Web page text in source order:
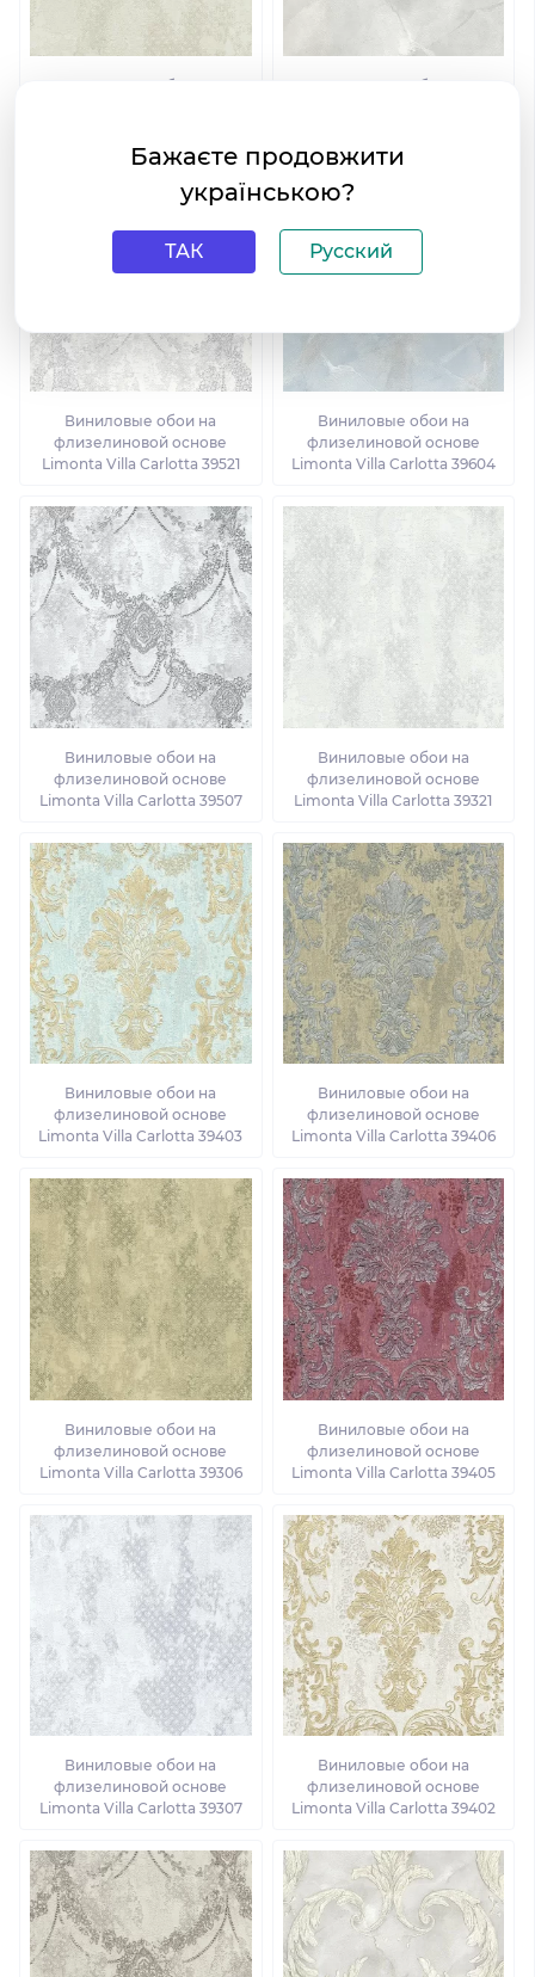
Виниловые обои на
Виниловые обои на
Виниловые обои на
флизелиновой основе
Limonta Villa Carlotta 39521
Виниловые обои на
флизелиновой основе
Limonta Villa Carlotta 39604
Виниловые обои на
флизелиновой основе
Limonta Villa Carlotta 39507
Виниловые обои на
флизелиновой основе
Limonta Villa Carlotta 39321
Виниловые обои на
флизелиновой основе
Limonta Villa Carlotta 39403
Виниловые обои на
флизелиновой основе
Limonta Villa Carlotta 39406
Виниловые обои на
флизелиновой основе
Limonta Villa Carlotta 39306
Виниловые обои на
флизелиновой основе
Limonta Villa Carlotta 39405
Виниловые обои на
флизелиновой основе
Limonta Villa Carlotta 39307
Виниловые обои на
флизелиновой основе
Limonta Villa Carlotta 39402
Бажаєте продовжити
українською?
ТАК Русский